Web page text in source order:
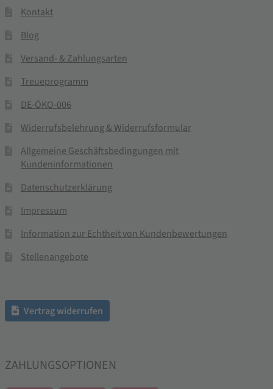
Kontakt
Blog
Versand- & Zahlungsarten
Treueprogramm
DE-ÖKO-006
Widerrufsbelehrung & Widerrufsformular
Allgemeine Geschäftsbedingungen mit
Kundeninformationen
Datenschutzerklärung
Impressum
Information zur Echtheit von Kundenbewertungen
Stellenangebote
Vertrag widerrufen
ZAHLUNGSOPTIONEN